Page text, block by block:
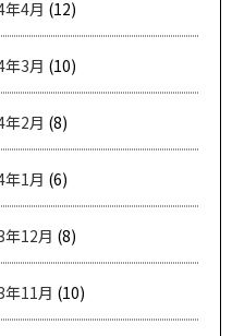
年4月 (12)
年3月 (10)
年2月 (8)
年1月 (6)
年12月 (8)
年11月 (10)